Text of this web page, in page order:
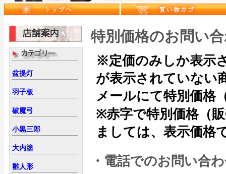
盆提灯
羽子板
破魔弓
小黒三郎
大内塗
雛人形
特別価格のお問い
※定価のみしか表示
が表示されていない
メールにて特別価格
※赤字で特別価格（
ましては、表示価格
・電話でのお問い合